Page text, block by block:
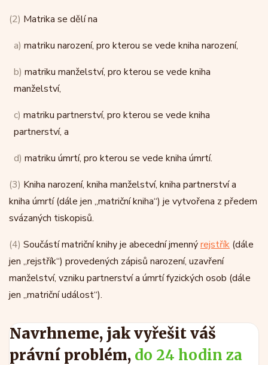
(2) Matrika se dělí na
a) matriku narození, pro kterou se vede kniha narození,
b) matriku manželství, pro kterou se vede kniha
manželství,
c) matriku partnerství, pro kterou se vede kniha
partnerství, a
d) matriku úmrtí, pro kterou se vede kniha úmrtí.
(3) Kniha narození, kniha manželství, kniha partnerství a
kniha úmrtí (dále jen „matriční kniha“) je vytvořena z předem
svázaných tiskopisů.
(4) Součástí matriční knihy je abecední jmennýrejstřík (dále
jen „rejstřík“) provedených zápisů narození, uzavření
manželství, vzniku partnerství a úmrtí fyzických osob (dále
jen „matriční událost“).
Navrhneme, jak vyřešit váš
právní problém, do 24 hodin za